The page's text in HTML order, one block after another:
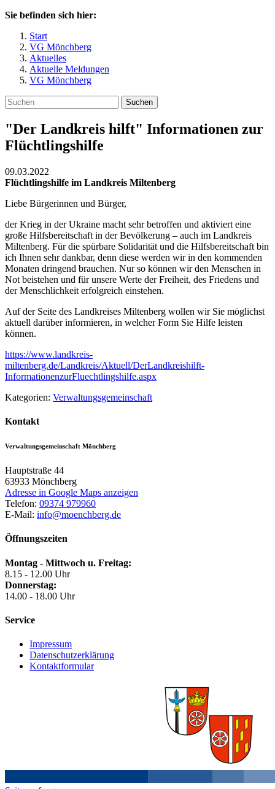
Sie befinden sich hier:
Start
VG Mönchberg
Aktuelles
Aktuelle Meldungen
VG Mönchberg
Suchen
"Der Landkreis hilft" Informationen zur
Flüchtlingshilfe
09.03.2022
Flüchtlingshilfe im Landkreis Miltenberg
Liebe Bürgerinnen und Bürger,
der Krieg in der Ukraine macht sehr betroffen und aktiviert eine
große Hilfsbereitschaft in der Bevölkerung – auch im Landkreis
Miltenberg. Für die spürbare Solidarität und die Hilfsbereitschaft bin
ich Ihnen sehr dankbar, denn diese werden wir in den kommenden
Monaten dringend brauchen. Nur so können wir den Menschen in
Not beistehen und für unsere Werte der Freiheit, des Friedens und
der Menschlichkeit erfolgreich einstehen.
Auf der Seite des Landkreises Miltenberg wollen wir Sie möglichst
aktuell darüber informieren, in welcher Form Sie Hilfe leisten
können.
https://www.landkreis-
miltenberg.de/Landkreis/Aktuell/DerLandkreishilft-
InformationenzurFluechtlingshilfe.aspx
Kategorien: Verwaltungsgemeinschaft
Kontakt
Verwaltungsgemeinschaft Mönchberg
Hauptstraße 44
63933 Mönchberg
Adresse in Google Maps anzeigen
Telefon: 09374 979960
E-Mail: info@moenchberg.de
Öffnungszeiten
Montag - Mittwoch u. Freitag:
8.15 - 12.00 Uhr
Donnerstag:
14.00 - 18.00 Uhr
Service
Impressum
Datenschutzerklärung
Kontaktformular